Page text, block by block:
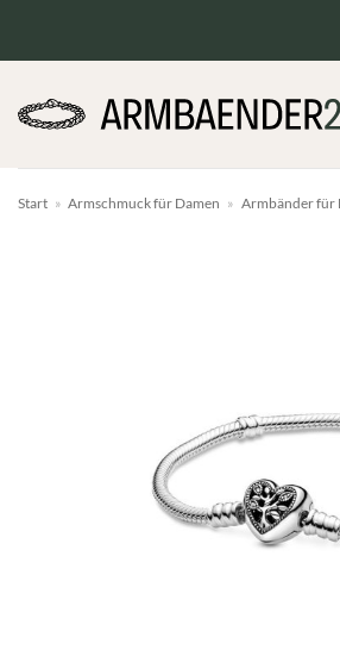
Start » Armschmuck für Damen » Armbänder für